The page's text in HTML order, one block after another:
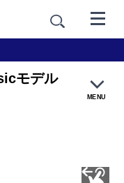
モデル
MENU